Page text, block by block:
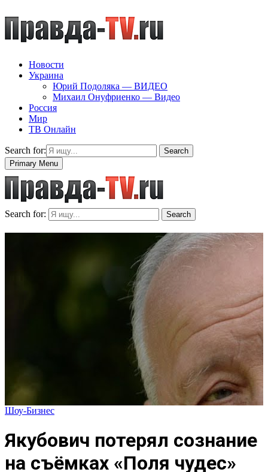
Новости
Украина
Юрий Подоляка — ВИДЕО
Михаил Онуфриенко — Видео
Россия
Мир
ТВ Онлайн
Search for:
Search
Primary Menu
Search for: Search
Шоу-Бизнес
Якубович потерял сознание
на съёмках «Поля чудес»